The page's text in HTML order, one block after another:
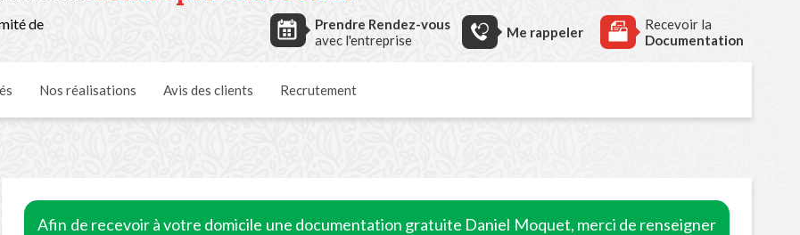
de
Prendre Rendez-vous
avec l'entreprise
Me rappeler
Recevoir la
Documentation
Nos réalisations Avis des clients Recrutement
Afin de recevoir à votre domicile une documentation gratuite Daniel Moquet, merci de renseigner